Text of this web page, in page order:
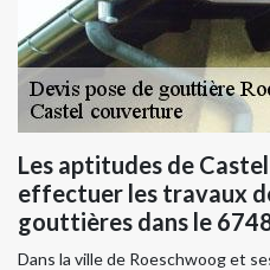
Les aptitudes de
effectuer les travaux
gouttières dans le
Dans la ville de Roeschwoog et